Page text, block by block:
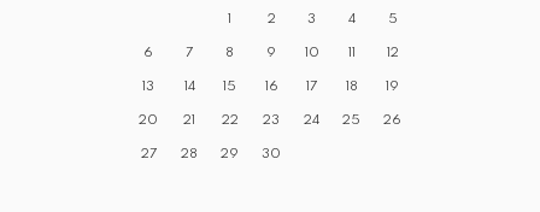
1 2 3 4 5
6 7 8 9 10 11 12
13 14 15 16 17 18 19
20 21 22 23 24 25 26
27 28 29 30